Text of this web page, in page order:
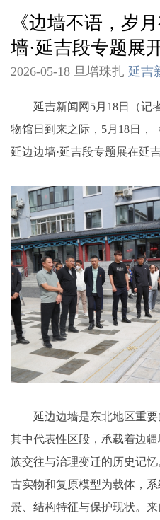
《边墙不语，岁
墙·延吉段专题展
2026-05-18 旦增珠扎 延吉
延吉新闻网5月18日（记
物馆日到来之际，5月18日
延边边墙·延吉段专题展在延
延边边墙是东北地区重要
其中代表性区段，承载着边
族交往与治理变迁的历史记
古实物和复原模型为载体，
景、结构特征与保护现状。